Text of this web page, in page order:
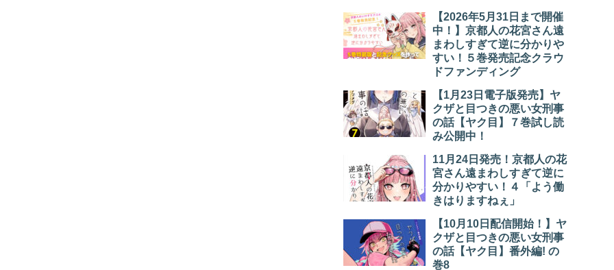
【2026年5月31日まで開催
中！】京都人の花宮さん遠
まわしすぎて逆に分かりや
すい！５巻発売記念クラウ
ドファンディング
【1月23日電子版発売】ヤ
クザと目つきの悪い女刑事
の話【ヤク目】７巻試し読
み公開中！
11月24日発売！京都人の花
宮さん遠まわしすぎて逆に
分かりやすい！４「よう働
きはりますねぇ」
【10月10日配信開始！】ヤ
クザと目つきの悪い女刑事
の話【ヤク目】番外編! の
巻8